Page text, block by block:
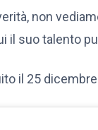
non
il suo talento
il 25